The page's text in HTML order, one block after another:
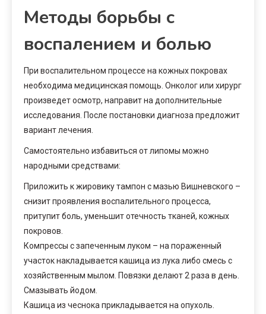
Методы борьбы с
воспалением и болью
При воспалительном процессе на кожных покровах
необходима медицинская помощь. Онколог или хирург
произведет осмотр, направит на дополнительные
исследования. После постановки диагноза предложит
вариант лечения.
Самостоятельно избавиться от липомы можно
народными средствами:
Приложить к жировику тампон с мазью Вишневского –
снизит проявления воспалительного процесса,
притупит боль, уменьшит отечность тканей, кожных
покровов.
Компрессы с запеченным луком – на пораженный
участок накладывается кашица из лука либо смесь с
хозяйственным мылом. Повязки делают 2 раза в день.
Смазывать йодом.
Кашица из чеснока прикладывается на опухоль.